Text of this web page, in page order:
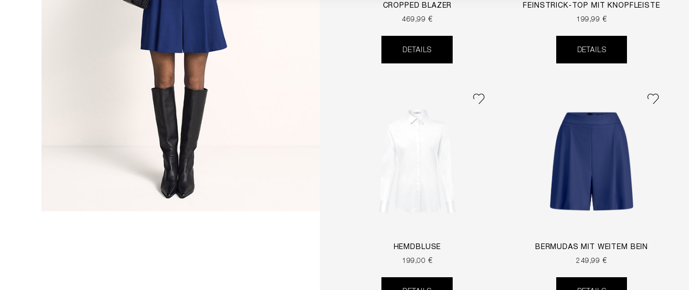
CROPPED BLAZER
469,99 €
DETAILS
FEINSTRICK-TOP MIT KNOPFLEISTE
199,99 €
DETAILS
HEMDBLUSE
199,00 €
BERMUDAS MIT WEITEM BEIN
249,99 €